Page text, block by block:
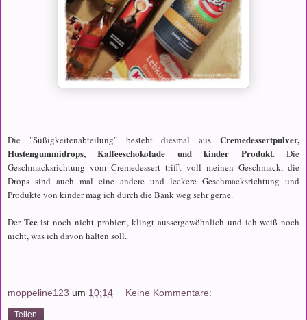
Die "Süßigkeitenabteilung" besteht diesmal aus Cremedessertpulver,
Hustengummidrops, Kaffeeschokolade und kinder Produkt. Die
Geschmacksrichtung vom Cremedessert trifft voll meinen Geschmack, die
Drops sind auch mal eine andere und leckere Geschmacksrichtung und
Produkte von kinder mag ich durch die Bank weg sehr gerne.
Der Teeist noch nicht probiert, klingt aussergewöhnlich und ich weiß noch
nicht, was ich davon halten soll.
moppeline123 um 10:14 Keine Kommentare:
Teilen